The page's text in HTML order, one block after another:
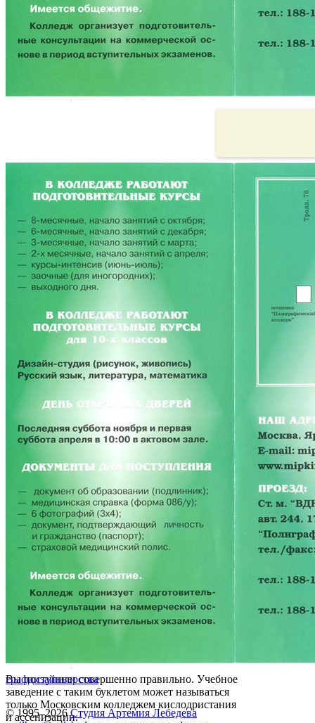
Вы поступили совершенно правильно. Учебное
заведение с таким буклетом может называться
только Московским колледжем кислодристания
и ассенизации.
графдизайнверстка
© 1995–2026 Студия Артемия Лебедева